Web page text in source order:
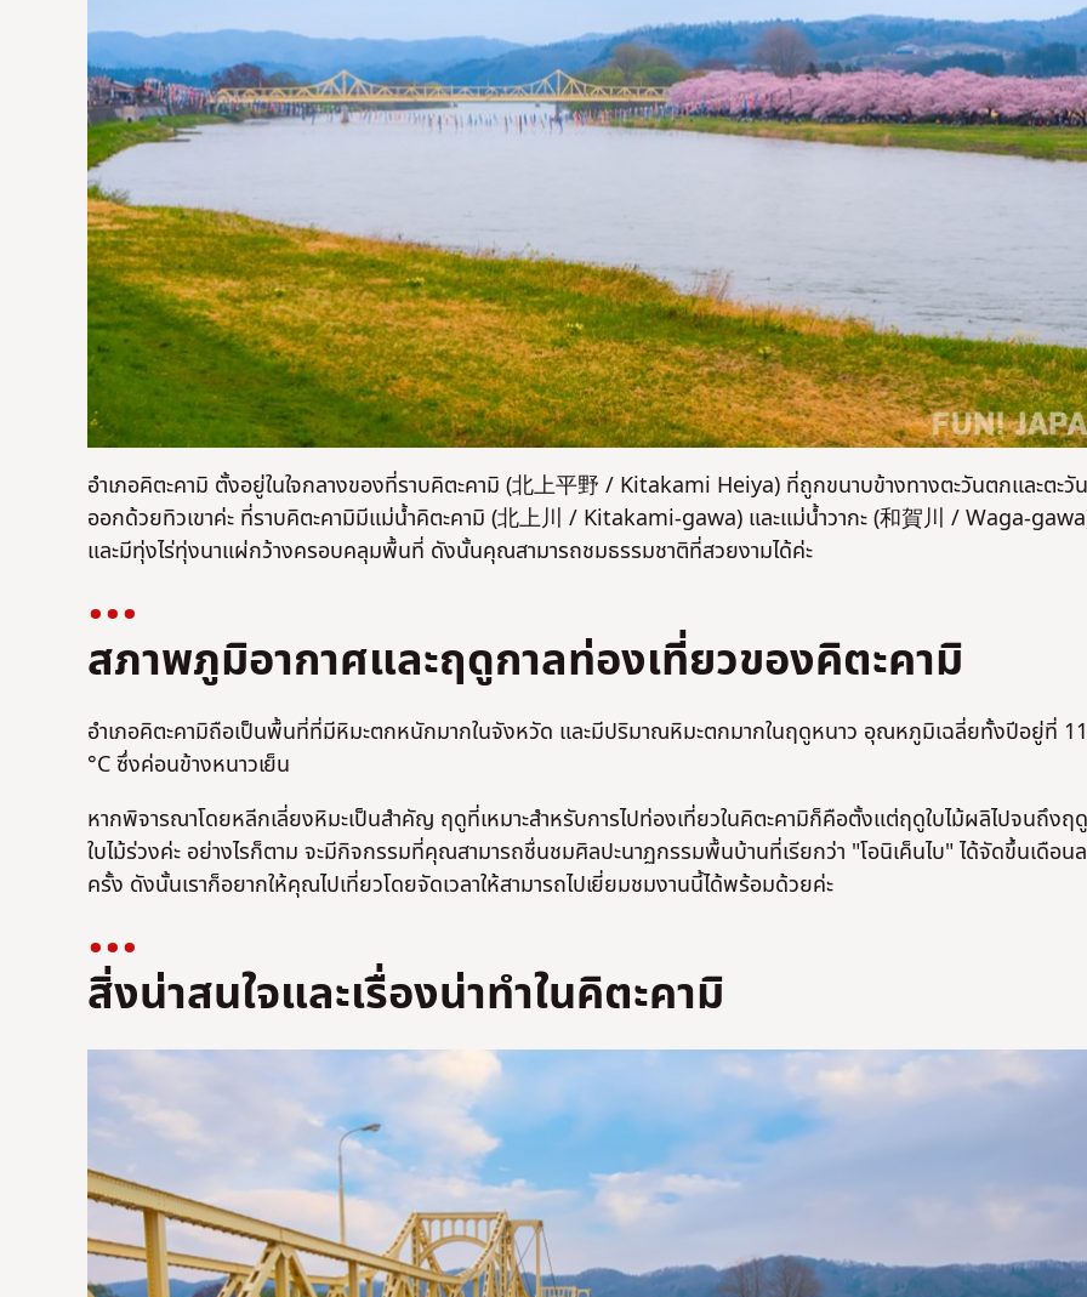
อำเภอคิตะคามิ ตั้งอยู่ในใจกลางของที่ราบคิตะคามิ (北上平野 / Kitakami Heiya) ที่ถูกขนาบข้างทางตะวันตกและตะวัน
ออกด้วยทิวเขาค่ะ ที่ราบคิตะคามิมีแม่น้ำคิตะคามิ (北上川 / Kitakami-gawa) และแม่น้ำวากะ (和賀川 / Waga-
และมีทุ่งไร่ทุ่งนาแผ่กว้างครอบคลุมพื้นที่ ดังนั้นคุณสามารถชมธรรมชาติที่สวยงามได้ค่ะ
สภาพภูมิอากาศและฤดูกาลท่องเที่ยวของคิตะคามิ
อำเภอคิตะคามิถือเป็นพื้นที่ที่มีหิมะตกหนักมากในจังหวัด และมีปริมาณหิมะตกมากในฤดูหนาว อุณหภูมิเฉลี่ยทั้งปีอยู่ที่
°C ซึ่งค่อนข้างหนาวเย็น
หากพิจารณาโดยหลีกเลี่ยงหิมะเป็นสำคัญ ฤดูที่เหมาะสำหรับการไปท่องเที่ยวในคิตะคามิก็คือตั้งแต่ฤดูใบไม้ผลิไปจนถึงฤดู
ใบไม้ร่วงค่ะ อย่างไรก็ตาม จะมีกิจกรรมที่คุณสามารถชื่นชมศิลปะนาฏกรรมพื้นบ้านที่เรียกว่า "โอนิเค็นไบ" ได้จัดขึ้นเดือน
ครั้ง ดังนั้นเราก็อยากให้คุณไปเที่ยวโดยจัดเวลาให้สามารถไปเยี่ยมชมงานนี้ได้พร้อมด้วยค่ะ
สิ่งน่าสนใจและเรื่องน่าทำในคิตะคามิ
ไม่ใช่
ไม่ใช่